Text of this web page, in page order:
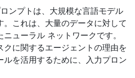
ンプトは、大規模な言語モデル
。これは、大量のデータに対して
ニューラル ネットワークです。
クに関するエージェントの理由を
ルを活用するために、入力プロン